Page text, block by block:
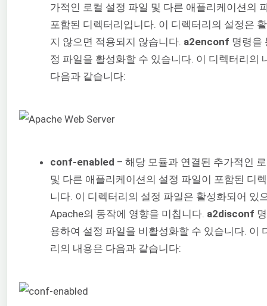
가적인 로컬 설정 파일 및 다른 애플리케이션의
포함된 디렉터리입니다. 이 디렉터리의 설정은
지 않으면 적용되지 않습니다. a2enconf 명령을
정 파일을 활성화할 수 있습니다. 이 디렉터리의
다음과 같습니다:
conf-enabled – 해당 모듈과 연결된 추가적인
및 다른 애플리케이션의 설정 파일이 포함된 디
니다. 이 디렉터리의 설정 파일은 활성화되어 있
Apache의 동작에 영향을 미칩니다. a2disconf
용하여 설정 파일을 비활성화할 수 있습니다. 이
리의 내용은 다음과 같습니다: